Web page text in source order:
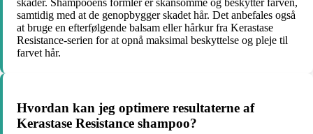
samtidig med at de genopbygger skadet hår. Det anbefales også
at bruge en efterfølgende balsam eller hårkur fra Kerastase
Resistance-serien for at opnå maksimal beskyttelse og pleje til
farvet hår.
Hvordan kan jeg optimere resultaterne af
Kerastase Resistance shampoo?